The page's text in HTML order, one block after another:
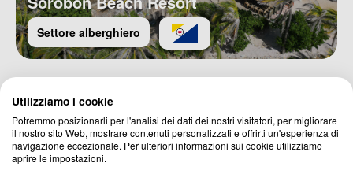
Settore alberghiero
Utilizziamo i cookie
Potremmo posizionarli per l'analisi dei dati dei nostri visitatori, per migliorare
il nostro sito Web, mostrare contenuti personalizzati e offrirti un'esperienza di
navigazione eccezionale. Per ulteriori informazioni sui cookie utilizziamo
aprire le impostazioni.